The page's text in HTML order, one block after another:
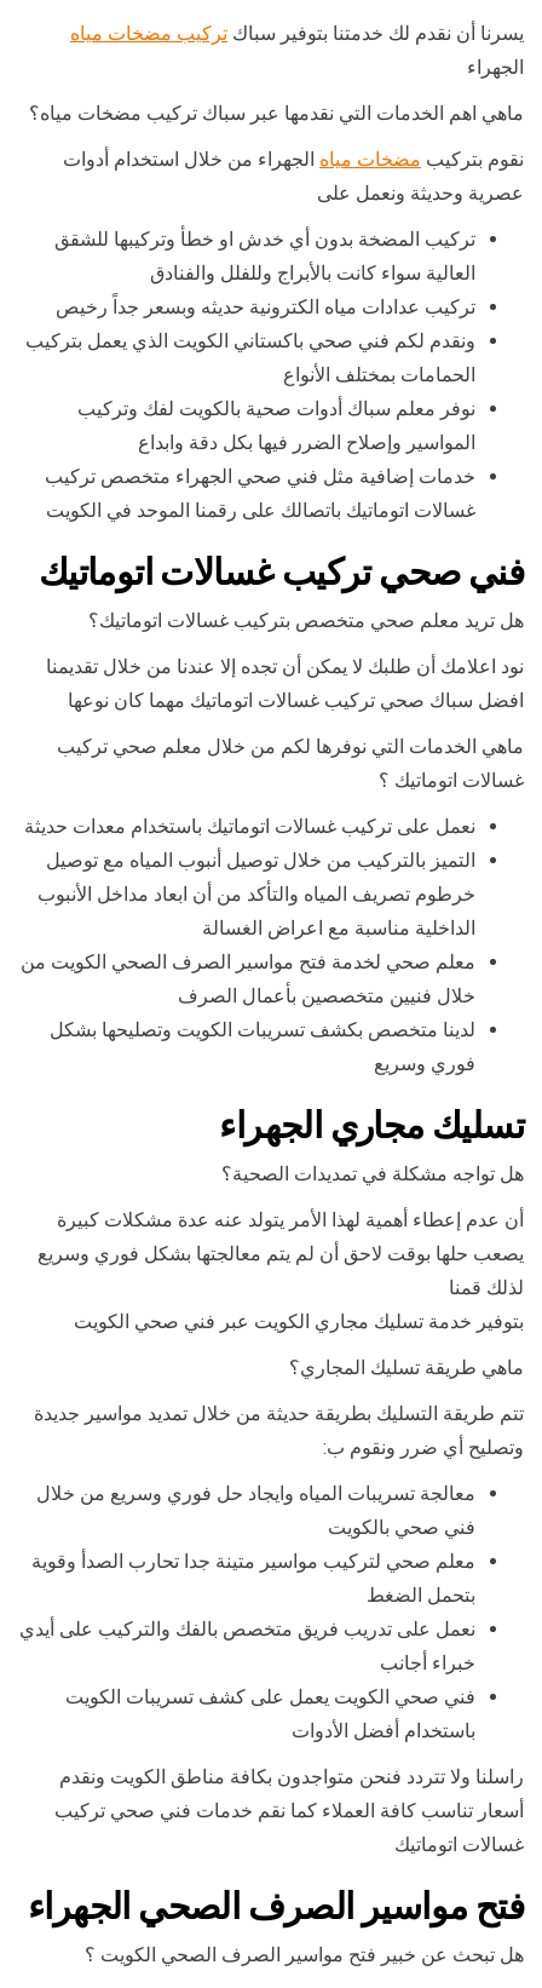
يسرنا أن نقدم لك خدمتنا بتوفير سباك تركيب مضخات مياه
الجهراء
ماهي اهم الخدمات التي نقدمها عبر سباك تركيب مضخات مياه؟
نقوم بتركيب مضخات مياه الجهراء من خلال استخدام أدوات
عصرية وحديثة ونعمل على
تركيب المضخة بدون أي خدش او خطأ وتركيبها للشقق
العالية سواء كانت بالأبراج وللفلل والفنادق
تركيب عدادات مياه الكترونية حديثه وبسعر جداً رخيص
ونقدم لكم فني صحي باكستاني الكويت الذي يعمل بتركيب
الحمامات بمختلف الأنواع
نوفر معلم سباك أدوات صحية بالكويت لفك وتركيب
المواسير وإصلاح الضرر فيها بكل دقة وابداع
خدمات إضافية مثل فني صحي الجهراء متخصص تركيب
غسالات اتوماتيك باتصالك على رقمنا الموحد في الكويت
فني صحي تركيب غسالات اتوماتيك
هل تريد معلم صحي متخصص بتركيب غسالات اتوماتيك؟
نود اعلامك أن طلبك لا يمكن أن تجده إلا عندنا من خلال تقديمنا
افضل سباك صحي تركيب غسالات اتوماتيك مهما كان نوعها
ماهي الخدمات التي نوفرها لكم من خلال معلم صحي تركيب
غسالات اتوماتيك ؟
نعمل على تركيب غسالات اتوماتيك باستخدام معدات حديثة
التميز بالتركيب من خلال توصيل أنبوب المياه مع توصيل
خرطوم تصريف المياه والتأكد من أن ابعاد مداخل الأنبوب
الداخلية مناسبة مع اعراض الغسالة
معلم صحي لخدمة فتح مواسير الصرف الصحي الكويت من
خلال فنيين متخصصين بأعمال الصرف
لدينا متخصص بكشف تسريبات الكويت وتصليحها بشكل
فوري وسريع
تسليك مجاري الجهراء
هل تواجه مشكلة في تمديدات الصحية؟
أن عدم إعطاء أهمية لهذا الأمر يتولد عنه عدة مشكلات كبيرة
يصعب حلها بوقت لاحق أن لم يتم معالجتها بشكل فوري وسريع
لذلك قمنا
بتوفير خدمة تسليك مجاري الكويت عبر فني صحي الكويت
ماهي طريقة تسليك المجاري؟
تتم طريقة التسليك بطريقة حديثة من خلال تمديد مواسير جديدة
وتصليح أي ضرر ونقوم ب:
معالجة تسريبات المياه وايجاد حل فوري وسريع من خلال
فني صحي بالكويت
معلم صحي لتركيب مواسير متينة جدا تحارب الصدأ وقوية
بتحمل الضغط
نعمل على تدريب فريق متخصص بالفك والتركيب على أيدي
خبراء أجانب
فني صحي الكويت يعمل على كشف تسريبات الكويت
باستخدام أفضل الأدوات
راسلنا ولا تتردد فنحن متواجدون بكافة مناطق الكويت ونقدم
أسعار تناسب كافة العملاء كما نقم خدمات فني صحي تركيب
غسالات اتوماتيك
فتح مواسير الصرف الصحي الجهراء
هل تبحث عن خبير فتح مواسير الصرف الصحي الكويت ؟